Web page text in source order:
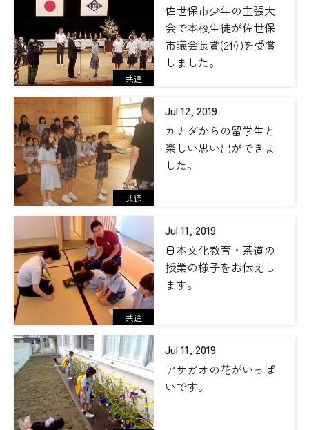
共通
佐世保市少年の主張大
会で本校生徒が佐世保
市議会長賞(2位)を受賞
しました。
共通
Jul 12, 2019
カナダからの留学生と
楽しい思い出ができま
した。
共通
Jul 11, 2019
日本文化教育・茶道の
授業の様子をお伝えし
ます。
Jul 11, 2019
アサガオの花がいっぱ
いです。